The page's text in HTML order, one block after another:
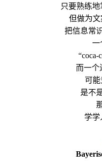
只要熟练地
但做为文
把信息常
一
“coca-
而一个
可能
是不
学学